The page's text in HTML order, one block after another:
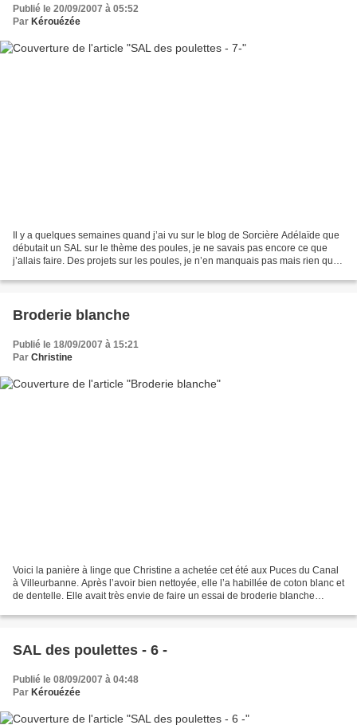
Publié le 20/09/2007 à 05:52
Par Kérouézée
Il y a quelques semaines quand j’ai vu sur le blog de Sorcière Adélaïde que
débutait un SAL sur le thème des poules, je ne savais pas encore ce que
j’allais faire. Des projets sur les poules, je n’en manquais pas mais rien qui
Broderie blanche
Publié le 18/09/2007 à 15:21
Par Christine
Voici la panière à linge que Christine a achetée cet été aux Puces du Canal
à Villeurbanne. Après l’avoir bien nettoyée, elle l’a habillée de coton blanc et
de dentelle. Elle avait très envie de faire un essai de broderie blanche
SAL des poulettes - 6 -
Publié le 08/09/2007 à 04:48
Par Kérouézée